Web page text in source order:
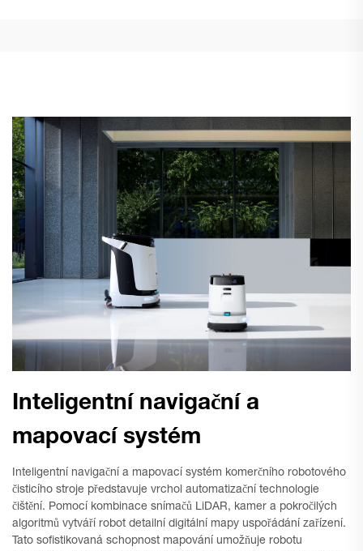
Inteligentní navigační a
mapovací systém
Inteligentní navigační a mapovací systém komerčního robotového
čisticího stroje představuje vrchol automatizační technologie
čištění. Pomocí kombinace snímačů LiDAR, kamer a pokročilých
algoritmů vytváří robot detailní digitální mapy uspořádání zařízení.
Tato sofistikovaná schopnost mapování umožňuje robotu